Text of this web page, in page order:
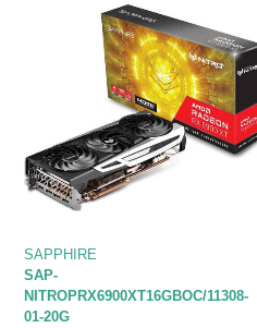
SAPPHIRE
SAP-
NITROPRX6900XT16GBOC/11308-
01-20G